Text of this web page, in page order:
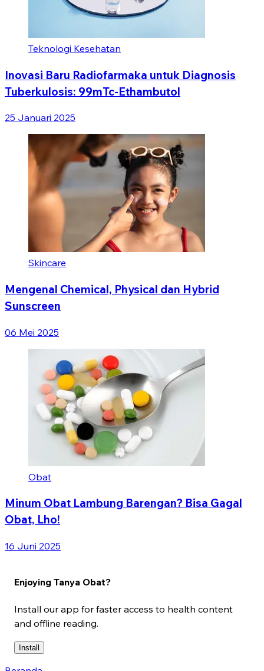
Teknologi Kesehatan
Inovasi Baru Radiofarmaka untuk Diagnosis
Tuberkulosis: 99mTc-Ethambutol
25 Januari 2025
Skincare
Mengenal Chemical, Physical dan Hybrid
Sunscreen
06 Mei 2025
Obat
Minum Obat Lambung Barengan? Bisa Gagal
Obat, Lho!
16 Juni 2025
Enjoying Tanya Obat?
Install our app for faster access to health content
and offline reading.
Install